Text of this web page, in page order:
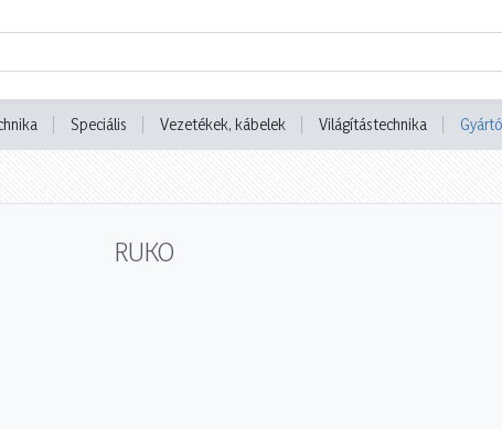
Speciális Vezetékek, kábelek Világítástechnika
RUKO